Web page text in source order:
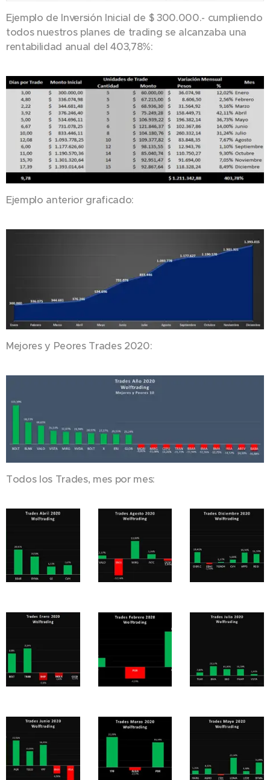
Ejemplo de Inversión Inicial de $ 300.000.- cumpliendo
todos nuestros planes de trading se alcanzaba una
rentabilidad anual del 403,78%:
Ejemplo anterior graficado:
Mejores y Peores Trades 2020:
Todos los Trades, mes por mes: